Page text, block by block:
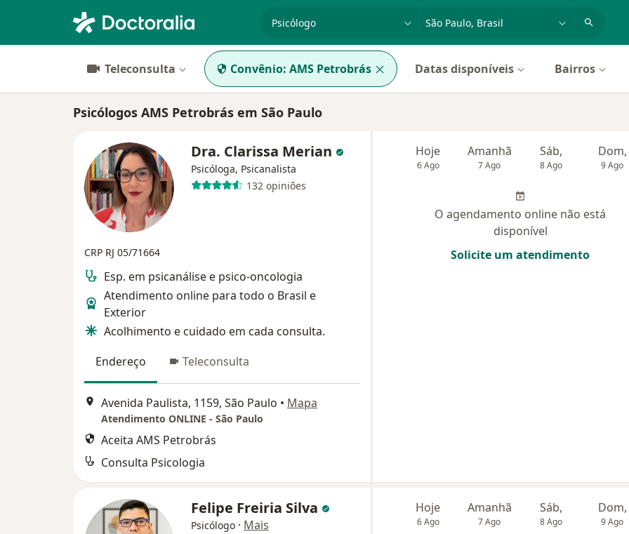
especialidade, doença ou nome
Teleconsulta Convênio: AMS Petrobrás Datas disponíveis Bairros
Psicólogos AMS Petrobrás em São Paulo
Dra. Clarissa Merian
Psicóloga, Psicanalista
132 opiniões
CRP RJ 05/71664
Esp. em psicanálise e psico-oncologia
Atendimento online para todo o Brasil e
Exterior
Acolhimento e cuidado em cada consulta.
Endereço
Teleconsulta
Avenida Paulista, 1159, São Paulo • Mapa
Atendimento ONLINE - São Paulo
Aceita AMS Petrobrás
Consulta Psicologia
Hoje
6 Ago
Amanhã
7 Ago
Sáb,
8 Ago
Dom,
9 Ago
O agendamento online não está
disponível
Solicite um atendimento
Felipe Freiria Silva
Psicólogo · Mais
Hoje
6 Ago
Amanhã
7 Ago
Sáb,
8 Ago
Dom,
9 Ago